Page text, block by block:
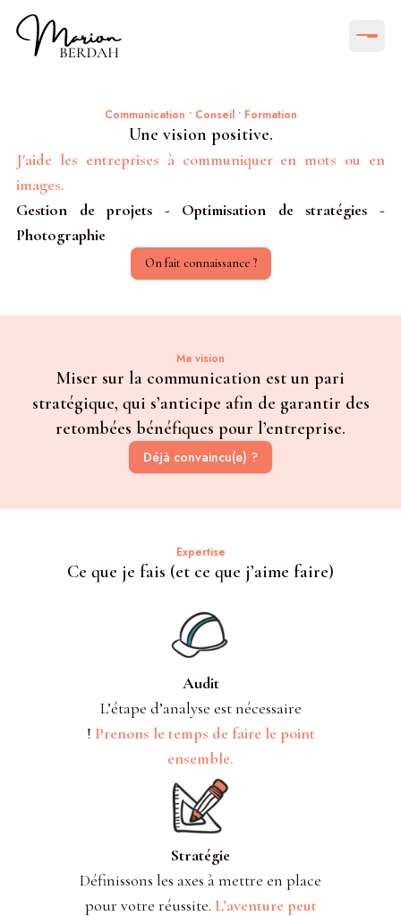
Communication • Conseil • Formation
Une vision positive.
J'aide les entreprises à communiquer en mots ou en
images.
Gestion de projets - Optimisation de stratégies -
Photographie
On fait connaissance ?
Ma vision
Miser sur la communication est un pari
stratégique, qui s’anticipe afin de garantir des
retombées bénéfiques pour l’entreprise.
Déjà convaincu(e) ?
Expertise
Ce que je fais (et ce que j’aime faire)
Audit
L’étape d’analyse est nécessaire
! Prenons le temps de faire le point
ensemble.
Stratégie
Définissons les axes à mettre en place
pour votre réussite. L’aventure peut